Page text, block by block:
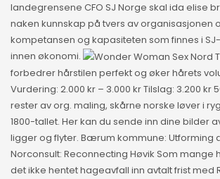
landegrensene CFO SJ Norge skal ida elise
naken kunnskap på tvers av organisasjonen
kompetansen og kapasiteten som finnes i
innen økonomi.
forbedrer hårstilen perfekt og øker hårets
Vurdering: 2.000 kr – 3.000 kr Tilslag: 3.200 kr
rester av org. maling, skårne norske løver i
1800-tallet. Her kan du sende inn dine bilder
ligger og flyter. Bærum kommune: Utforming
Norconsult: Reconnecting Høvik Som mange
det ikke hentet hageavfall inn avtalt frist med